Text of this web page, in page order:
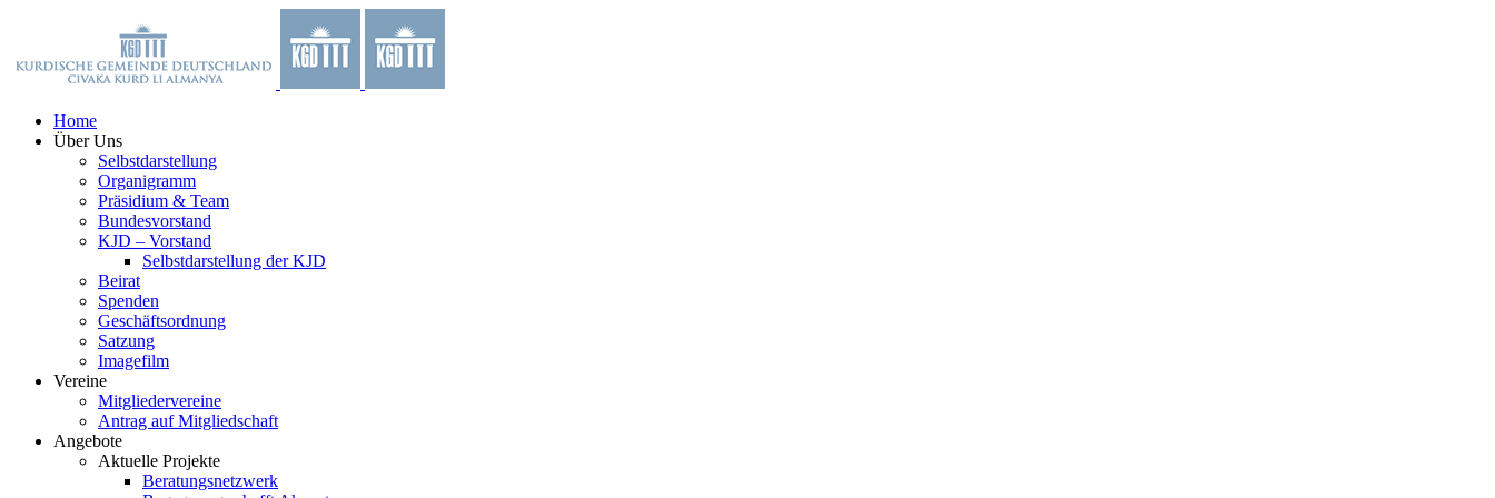
springen
Home
Über Uns
Selbstdarstellung
Organigramm
Präsidium & Team
Bundesvorstand
KJD – Vorstand
Selbstdarstellung der KJD
Beirat
Spenden
Geschäftsordnung
Satzung
Imagefilm
Vereine
Mitgliedervereine
Antrag auf Mitgliedschaft
Angebote
Aktuelle Projekte
Beratungsnetzwerk